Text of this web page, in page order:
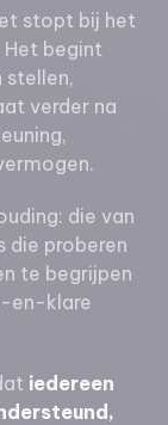
stopt bij het
Het begint
stellen,
verder na
die van
die proberen
te begrijpen
en-klare
iedereen